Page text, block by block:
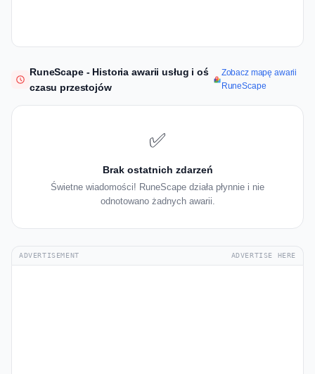
RuneScape - Historia awarii usług i oś
czasu przestojów
Zobacz mapę awarii
RuneScape
✅
Brak ostatnich zdarzeń
Świetne wiadomości! RuneScape działa płynnie i nie
odnotowano żadnych awarii.
ADVERTISEMENT ADVERTISE HERE